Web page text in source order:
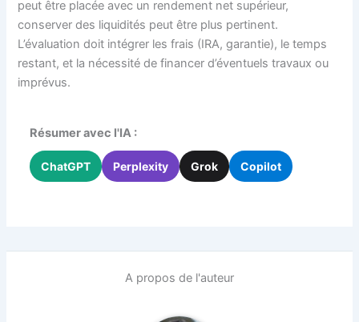
peut être placée avec un rendement net supérieur,
conserver des liquidités peut être plus pertinent.
L’évaluation doit intégrer les frais (IRA, garantie), le temps
restant, et la nécessité de financer d’éventuels travaux ou
imprévus.
Résumer avec l'IA :
ChatGPT Perplexity Grok Copilot
A propos de l'auteur